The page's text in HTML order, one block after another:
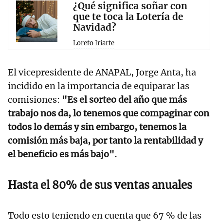
¿Qué significa soñar con
que te toca la Lotería de
Navidad?
Loreto Iriarte
El vicepresidente de ANAPAL, Jorge Anta, ha
incidido en la importancia de equiparar las
comisiones: "Es el sorteo del año que más
trabajo nos da, lo tenemos que compaginar con
todos lo demás y sin embargo, tenemos la
comisión más baja, por tanto la rentabilidad y
el beneficio es más bajo".
Hasta el 80% de sus ventas anuales
Todo esto teniendo en cuenta que 67 % de las